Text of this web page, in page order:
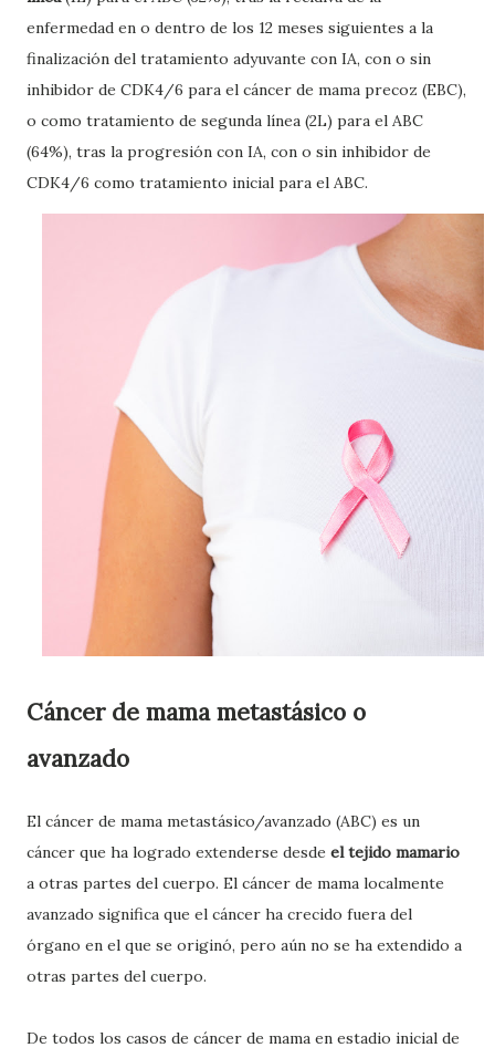
enfermedad en o dentro de los 12 meses siguientes a la
finalización del tratamiento adyuvante con IA, con o sin
inhibidor de CDK4/6 para el cáncer de mama precoz (EBC),
o como tratamiento de segunda línea (2L) para el ABC
(64%), tras la progresión con IA, con o sin inhibidor de
CDK4/6 como tratamiento inicial para el ABC.
Cáncer de mama metastásico o
avanzado
El cáncer de mama metastásico/avanzado (ABC) es un
cáncer que ha logrado extenderse desde el tejido mamario
a otras partes del cuerpo. El cáncer de mama localmente
avanzado significa que el cáncer ha crecido fuera del
órgano en el que se originó, pero aún no se ha extendido a
otras partes del cuerpo.
De todos los casos de cáncer de mama en estadio inicial de